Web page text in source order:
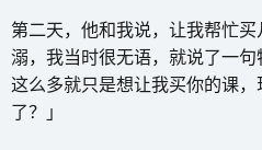
第二天，他和我说，让我帮忙
溺，我当时很无语，就说了一
这么多就只是想让我买你的课
了？」